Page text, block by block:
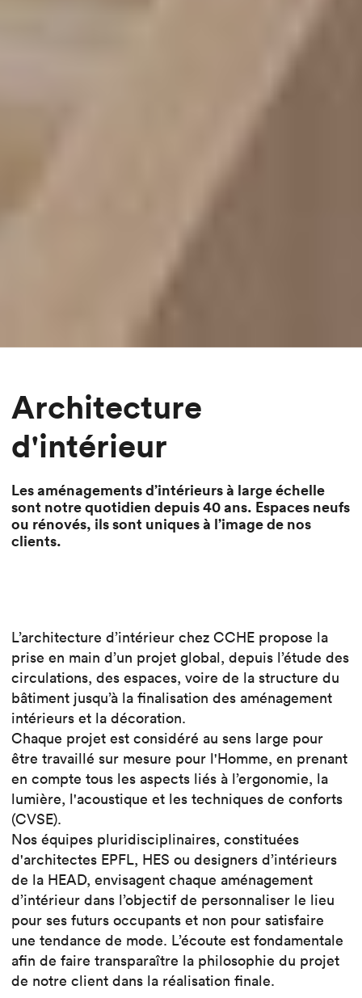
Architecture
d'intérieur
Les aménagements d’intérieurs à large échelle
sont notre quotidien depuis 40 ans. Espaces neufs
ou rénovés, ils sont uniques à l’image de nos
clients.
L’architecture d’intérieur chez CCHE propose la
prise en main d’un projet global, depuis l’étude des
circulations, des espaces, voire de la structure du
bâtiment jusqu’à la finalisation des aménagement
intérieurs et la décoration.
Chaque projet est considéré au sens large pour
être travaillé sur mesure pour l'Homme, en prenant
en compte tous les aspects liés à l’ergonomie, la
lumière, l'acoustique et les techniques de conforts
(CVSE).
Nos équipes pluridisciplinaires, constituées
d'architectes EPFL, HES ou designers d’intérieurs
de la HEAD, envisagent chaque aménagement
d’intérieur dans l’objectif de personnaliser le lieu
pour ses futurs occupants et non pour satisfaire
une tendance de mode. L’écoute est fondamentale
afin de faire transparaître la philosophie du projet
de notre client dans la réalisation finale.